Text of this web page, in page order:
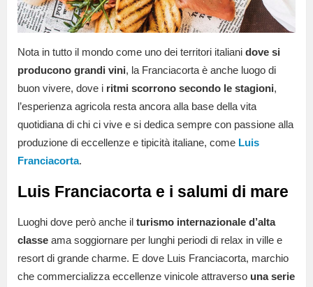
Nota in tutto il mondo come uno dei territori italiani dove si
producono grandi vini, la Franciacorta è anche luogo di
buon vivere, dove i ritmi scorrono secondo le stagioni,
l’esperienza agricola resta ancora alla base della vita
quotidiana di chi ci vive e si dedica sempre con passione alla
produzione di eccellenze e tipicità italiane, come Luis
Franciacorta.
Luis Franciacorta e i salumi di mare
Luoghi dove però anche il turismo internazionale d’alta
classe ama soggiornare per lunghi periodi di relax in ville e
resort di grande charme. E dove Luis Franciacorta, marchio
che commercializza eccellenze vinicole attraverso una serie